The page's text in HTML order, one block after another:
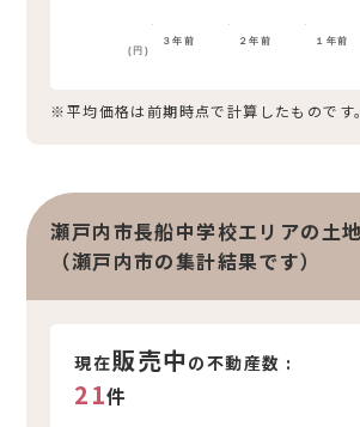
３年前 ２年前 １年前
(円)
※平均価格は前期時点で計算したものです。
瀬戸内市長船中学校エリアの土
（瀬戸内市の集計結果です）
現在販売中 の不動産数 :
21件